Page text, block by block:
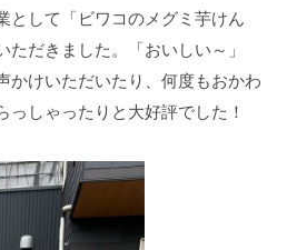
として「ビワコのメグミ芋けん
だきました。「おいしい～」
かけいただいたり、何度もおかわ
っしゃったりと大好評でした！